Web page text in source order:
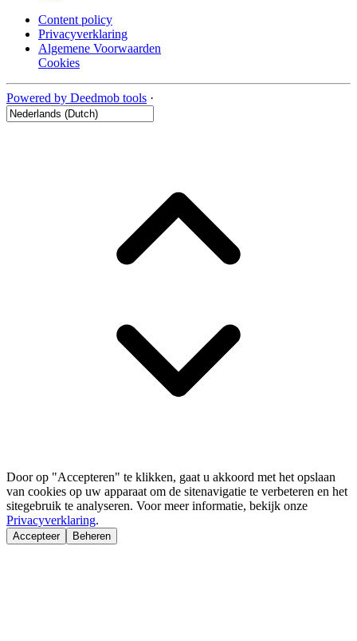
Content policy
Privacyverklaring
Algemene Voorwaarden
Cookies
Powered by Deedmob tools ·
Door op "Accepteren" te klikken, gaat u akkoord met het opslaan
van cookies op uw apparaat om de sitenavigatie te verbeteren en het
sitegebruik te analyseren. Voor meer informatie, bekijk onze
Privacyverklaring.
Accepteer Beheren